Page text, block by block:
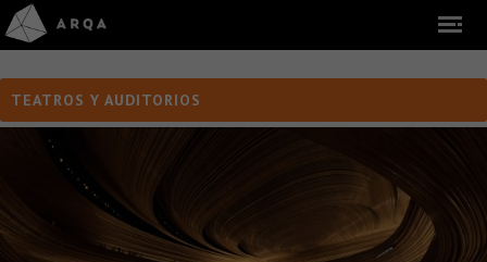
TEATROS Y AUDITORIOS